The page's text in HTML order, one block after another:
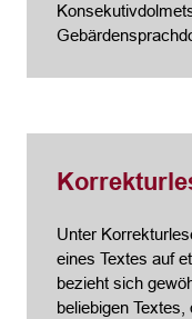
Unter
eines Textes auf
bezieht sich
beliebigen Textes,